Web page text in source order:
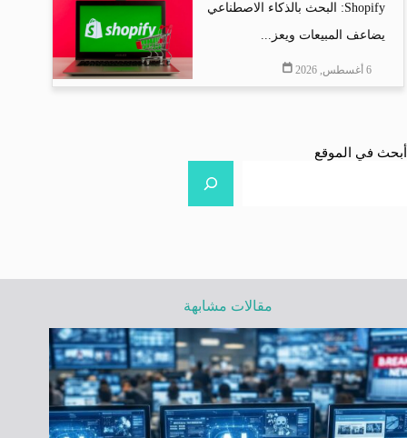
Shopify: البحث بالذكاء الاصطناعي
يضاعف المبيعات ويعز...
6 أغسطس, 2026
أبحث في الموقع
مقالات مشابهة